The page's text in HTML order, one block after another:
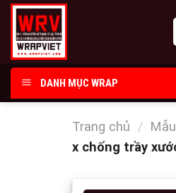
Skip
content
DANH MỤC WRAP
Trang chủ /
x chống trầy